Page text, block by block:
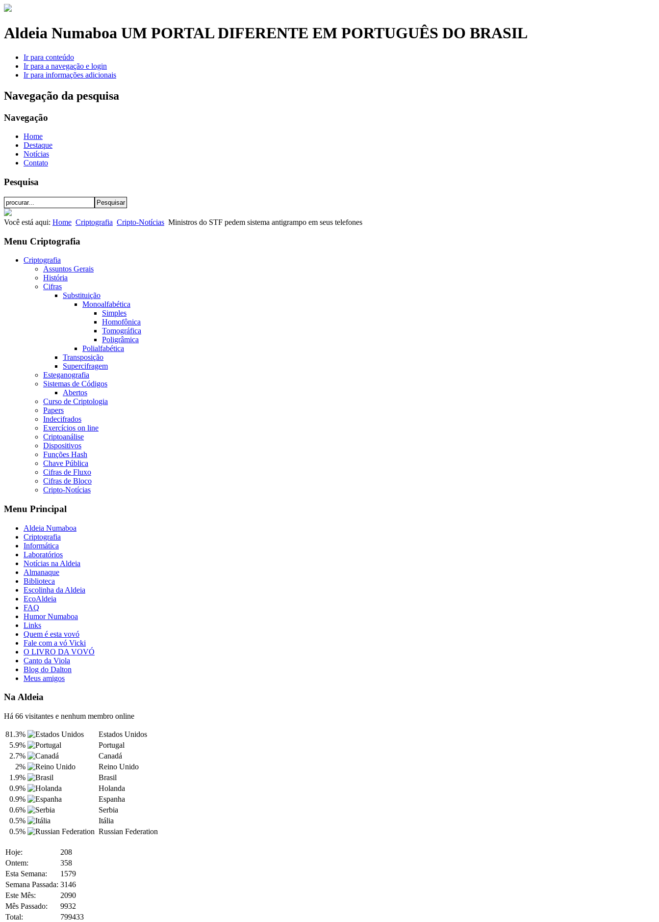
Aldeia Numaboa UM PORTAL DIFERENTE EM PORTUGUÊS DO BRASIL
Ir para conteúdo
Ir para a navegação e login
Ir para informações adicionais
Navegação da pesquisa
Navegação
Home
Destaque
Notícias
Contato
Pesquisa
Você está aqui: Home Criptografia Cripto-Notícias Ministros do STF pedem sistema antigrampo em seus telefones
Menu Criptografia
Criptografia
Assuntos Gerais
História
Cifras
Substituição
Monoalfabética
Simples
Homofônica
Tomográfica
Poligrâmica
Polialfabética
Transposição
Supercifragem
Esteganografia
Sistemas de Códigos
Abertos
Curso de Criptologia
Papers
Indecifrados
Exercícios on line
Criptoanálise
Dispositivos
Funções Hash
Chave Pública
Cifras de Fluxo
Cifras de Bloco
Cripto-Notícias
Menu Principal
Aldeia Numaboa
Criptografia
Informática
Laboratórios
Notícias na Aldeia
Almanaque
Biblioteca
Escolinha da Aldeia
EcoAldeia
FAQ
Humor Numaboa
Links
Quem é esta vovó
Fale com a vó Vicki
O LIVRO DA VOVÓ
Canto da Viola
Blog do Dalton
Meus amigos
Na Aldeia
Há 66 visitantes e nenhum membro online
81.3%
Estados Unidos
5.9%
Portugal
2.7%
Canadá
2%
Reino Unido
1.9%
Brasil
0.9%
Holanda
0.9%
Espanha
0.6%
Serbia
0.5%
Itália
0.5%
Russian Federation
Hoje:
208
Ontem:
358
Esta Semana:
1579
Semana Passada: 3146
Este Mês:
2090
Mês Passado:
9932
Total:
799433